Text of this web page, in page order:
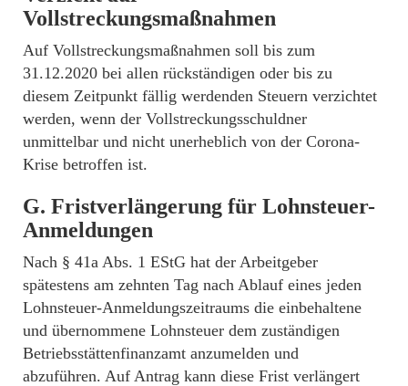
Vollstreckungsmaßnahmen
Auf Vollstreckungsmaßnahmen soll bis zum
31.12.2020 bei allen rückständigen oder bis zu
diesem Zeitpunkt fällig werdenden Steuern verzichtet
werden, wenn der Vollstreckungsschuldner
unmittelbar und nicht unerheblich von der Corona-
Krise betroffen ist.
G. Fristverlängerung für Lohnsteuer-
Anmeldungen
Nach § 41a Abs. 1 EStG hat der Arbeitgeber
spätestens am zehnten Tag nach Ablauf eines jeden
Lohnsteuer-Anmeldungszeitraums die einbehaltene
und übernommene Lohnsteuer dem zuständigen
Betriebsstättenfinanzamt anzumelden und
abzuführen. Auf Antrag kann diese Frist verlängert